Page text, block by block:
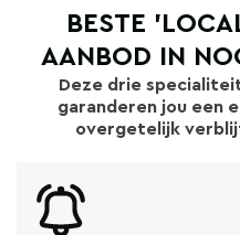
BESTE
AANBOD IN
Deze drie
garanderen jou een
overgetelijk